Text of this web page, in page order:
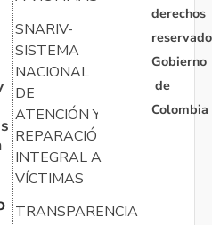
SNARIV-
SISTEMA
NACIONAL
DE
ATENCIÓN Y
REPARACIÓN
INTEGRAL A
VÍCTIMAS
TRANSPARENCIA
derechos
Gobierno
de
Colombia